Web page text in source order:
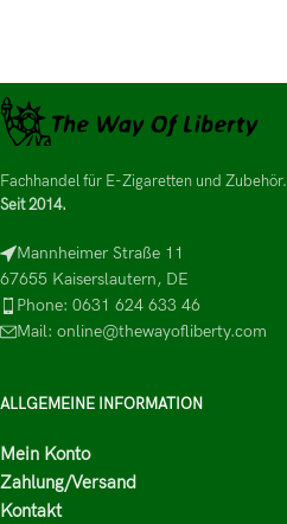
Fachhandel für E-Zigaretten und Zubehör.
Seit 2014.
Mannheimer Straße 11
67655 Kaiserslautern, DE
Phone: 0631 624 633 46
Mail: online@thewayofliberty.com
ALLGEMEINE INFORMATION
Mein Konto
Zahlung/Versand
Kontakt